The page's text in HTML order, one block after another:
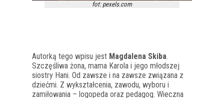
fot: pexels.com
Autorką tego wpisu jest Magdalena Skiba.
Szczęśliwa żona, mama Karola i jego młodszej
siostry Hani. Od zawsze i na zawsze związana z
dziećmi. Z wykształcenia, zawodu, wyboru i
zamiłowania – logopeda oraz pedagog. Wieczna